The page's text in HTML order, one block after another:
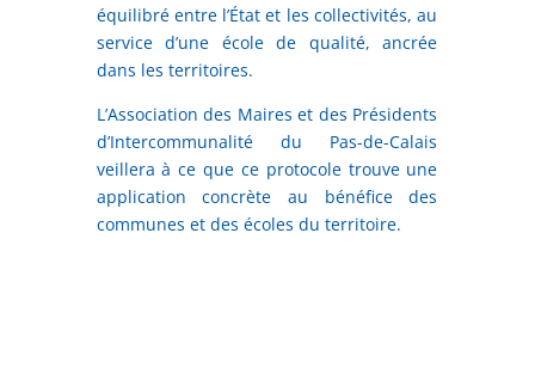
équilibré entre l’État et les collectivités, au
service d’une école de qualité, ancrée
dans les territoires.
L’Association des Maires et des Présidents
d’Intercommunalité du Pas-de-Calais
veillera à ce que ce protocole trouve une
application concrète au bénéfice des
communes et des écoles du territoire.